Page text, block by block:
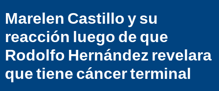
Marelen Castillo y su
reacción luego de que
Rodolfo Hernández revelara
que tiene cáncer terminal